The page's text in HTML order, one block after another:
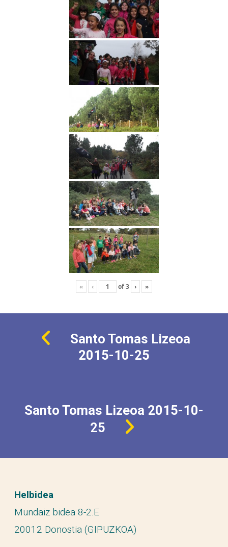
« ‹ of3 › »
Santo Tomas Lizeoa
2015-10-25
Santo Tomas Lizeoa 2015-10-
25
Helbidea
Mundaiz bidea 8-2.E
20012 Donostia (GIPUZKOA)